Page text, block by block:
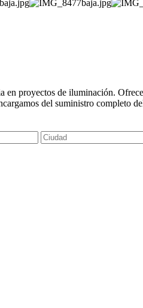
proyectos de iluminación.
del suministro completo